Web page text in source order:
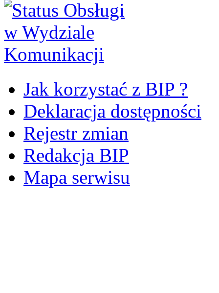
Jak korzystać z BIP ?
Deklaracja dostępności
Rejestr zmian
Redakcja BIP
Mapa serwisu